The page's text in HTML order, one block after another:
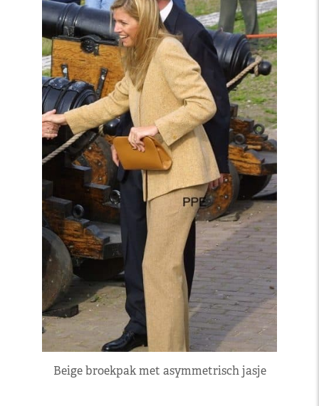
Beige broekpak met asymmetrisch jasje